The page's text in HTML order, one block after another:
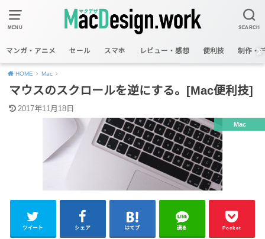
MENU SEARCH
マンガ・アニメ セール スマホ レビュー・感想 便利技 制作・
HOME Mac
マウスのスクロールを逆にする。[Mac便利技]
2017年11月18日
Mac
ツイート シェア はてブ 送る Pocket